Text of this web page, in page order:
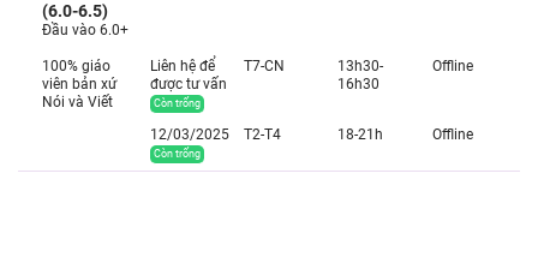
(6.0-6.5)
Đầu vào 6.0+
100% giáo
viên bản xứ
Nói và Viết
Liên hệ để
được tư vấn
Còn trống
T7-CN
13h30-
16h30
Offline
12/03/2025
Còn trống
T2-T4 18-21h Offline